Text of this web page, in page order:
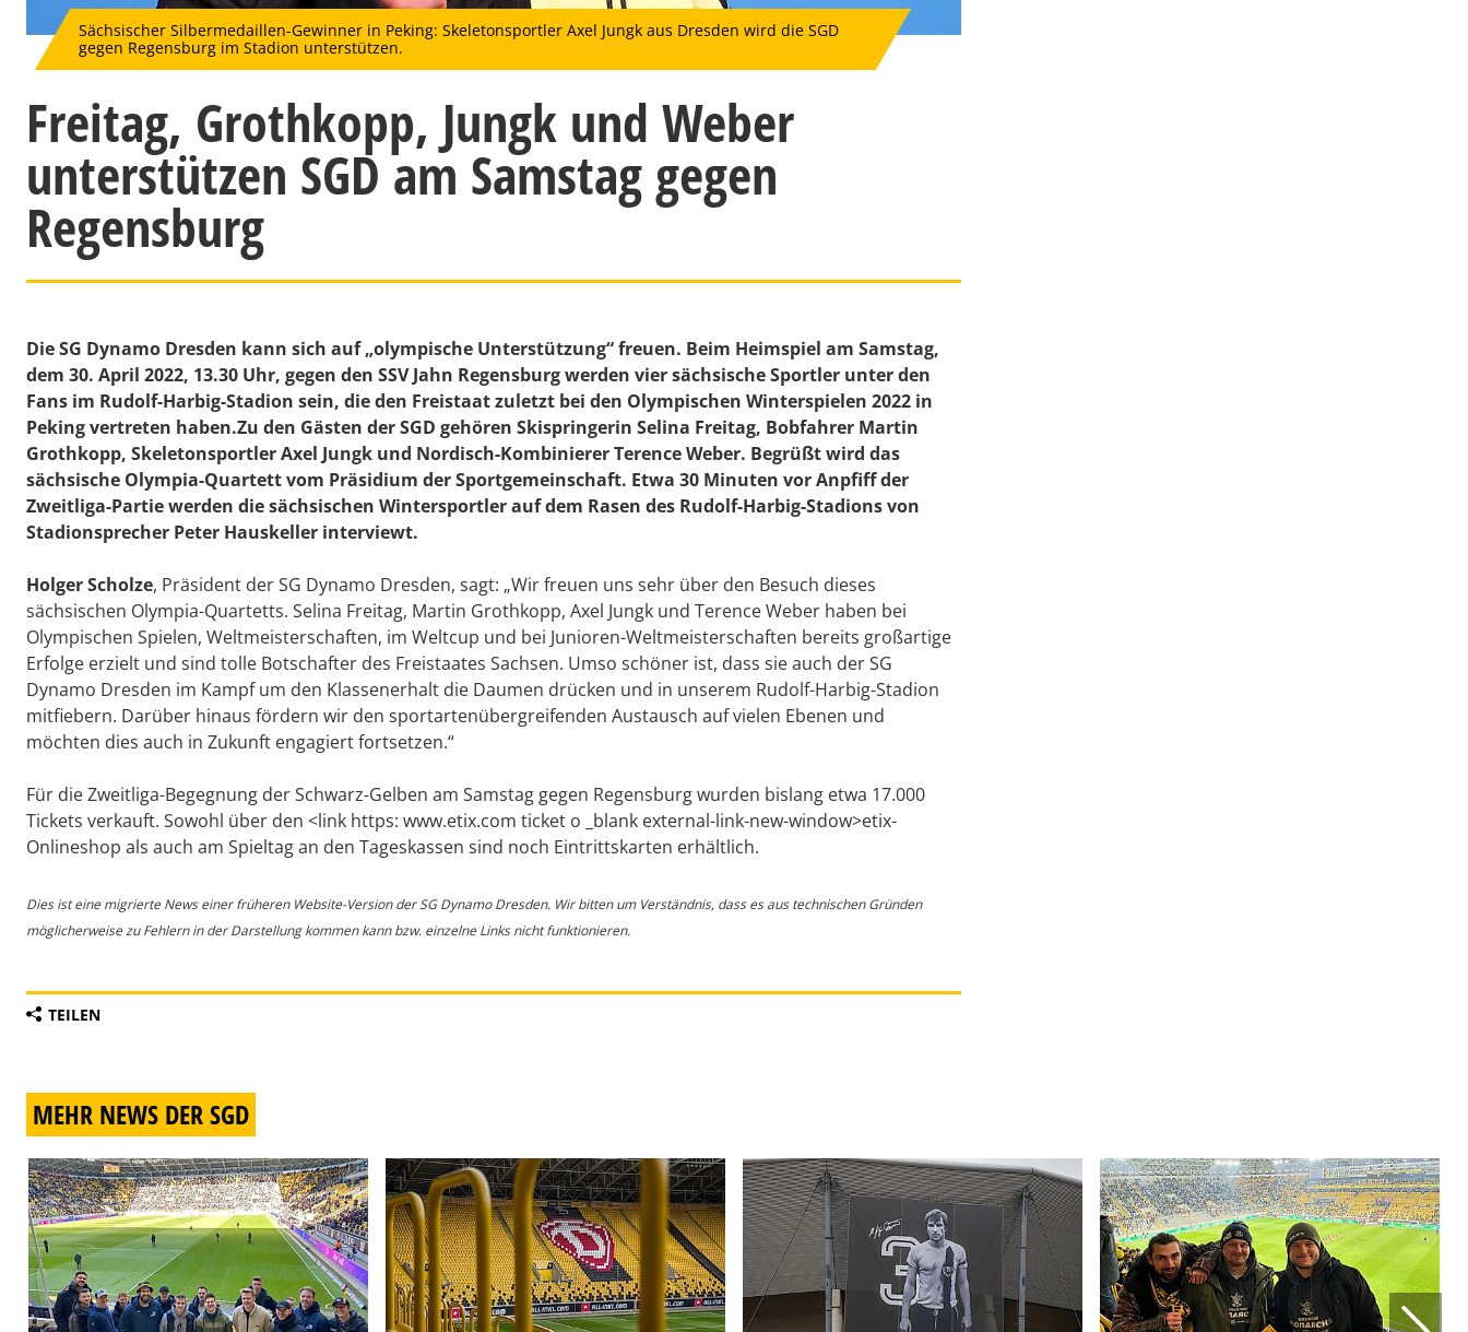
Sächsischer Silbermedaillen-Gewinner in Peking: Skeletonsportler Axel Jungk aus Dresden wird die SGD
gegen Regensburg im Stadion unterstützen.
Freitag, Grothkopp, Jungk und Weber
unterstützen SGD am Samstag gegen
Regensburg
Die SG Dynamo Dresden kann sich auf „olympische Unterstützung“ freuen. Beim Heimspiel am Samstag,
dem 30. April 2022, 13.30 Uhr, gegen den SSV Jahn Regensburg werden vier sächsische Sportler unter den
Fans im Rudolf-Harbig-Stadion sein, die den Freistaat zuletzt bei den Olympischen Winterspielen 2022 in
Peking vertreten haben.Zu den Gästen der SGD gehören Skispringerin Selina Freitag, Bobfahrer Martin
Grothkopp, Skeletonsportler Axel Jungk und Nordisch-Kombinierer Terence Weber. Begrüßt wird das
sächsische Olympia-Quartett vom Präsidium der Sportgemeinschaft. Etwa 30 Minuten vor Anpfiff der
Zweitliga-Partie werden die sächsischen Wintersportler auf dem Rasen des Rudolf-Harbig-Stadions von
Stadionsprecher Peter Hauskeller interviewt.
Holger Scholze, Präsident der SG Dynamo Dresden, sagt: „Wir freuen uns sehr über den Besuch dieses
sächsischen Olympia-Quartetts. Selina Freitag, Martin Grothkopp, Axel Jungk und Terence Weber haben bei
Olympischen Spielen, Weltmeisterschaften, im Weltcup und bei Junioren-Weltmeisterschaften bereits großartige
Erfolge erzielt und sind tolle Botschafter des Freistaates Sachsen. Umso schöner ist, dass sie auch der SG
Dynamo Dresden im Kampf um den Klassenerhalt die Daumen drücken und in unserem Rudolf-Harbig-Stadion
mitfiebern. Darüber hinaus fördern wir den sportartenübergreifenden Austausch auf vielen Ebenen und
möchten dies auch in Zukunft engagiert fortsetzen.“
Für die Zweitliga-Begegnung der Schwarz-Gelben am Samstag gegen Regensburg wurden bislang etwa 17.000
Tickets verkauft. Sowohl über den <link https: www.etix.com ticket o _blank external-link-new-window>etix-
Onlineshop als auch am Spieltag an den Tageskassen sind noch Eintrittskarten erhältlich.
Dies ist eine migrierte News einer früheren Website-Version der SG Dynamo Dresden. Wir bitten um Verständnis, dass es aus technischen Gründen
möglicherweise zu Fehlern in der Darstellung kommen kann bzw. einzelne Links nicht funktionieren.
TEILEN
MEHR NEWS DER SGD